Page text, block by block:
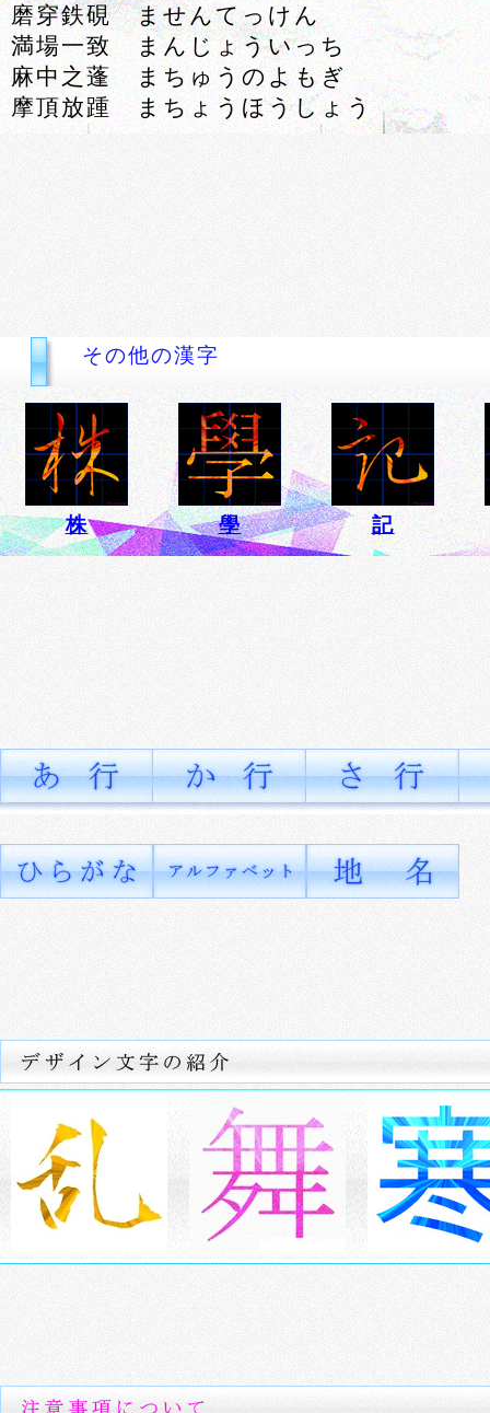
磨穿鉄硯 ませんてっけん
満場一致 まんじょういっち
麻中之蓬 まちゅうのよもぎ
摩頂放踵 まちょうほうしょう
その他の漢字
株 學 記